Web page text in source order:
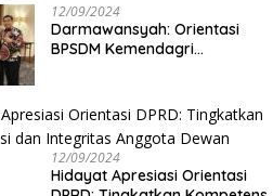
DPRD
12/09/2024
Darmawansyah: Orientasi
BPSDM Kemendagri
12/09/2024
Hidayat Apresiasi Orientasi